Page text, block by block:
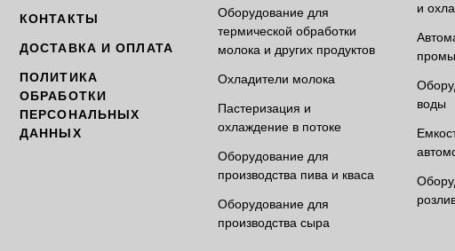
КОНТАКТЫ
ДОСТАВКА И ОПЛАТА
ПОЛИТИКА
ОБРАБОТКИ
ПЕРСОНАЛЬНЫХ
ДАННЫХ
Оборудование для
термической обработки
молока и других продуктов
Охладители молока
Пастеризация и
охлаждение в потоке
Оборудование для
производства пива и кваса
Оборудование для
производства сыра
и
воды